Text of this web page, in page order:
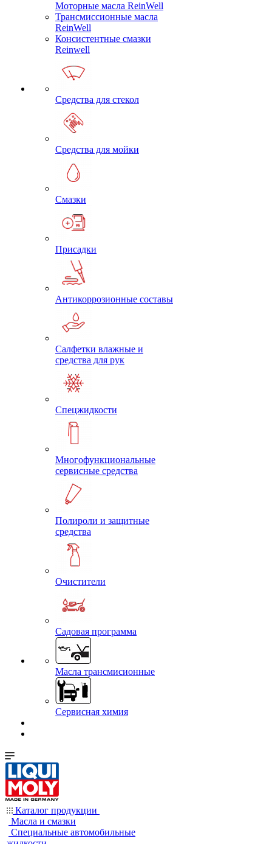
Моторные масла ReinWell
Трансмиссионные масла
ReinWell
Консистентные смазки
Reinwell
Средства для стекол
Средства для мойки
Смазки
Присадки
Антикоррозионные составы
Салфетки влажные и
средства для рук
Спецжидкости
Многофункциональные
сервисные средства
Полироли и защитные
средства
Очистители
Садовая программа
Масла трансмисионные
Сервисная химия
Каталог продукции
Масла и смазки
Специальные автомобильные